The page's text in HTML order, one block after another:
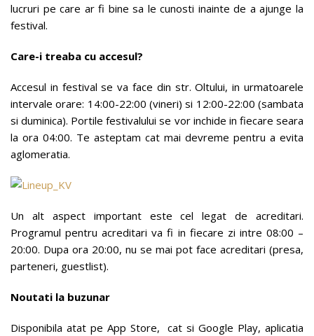
lucruri pe care ar fi bine sa le cunosti inainte de a ajunge la
festival.
Care-i treaba cu accesul?
Accesul in festival se va face din str. Oltului, in urmatoarele
intervale orare: 14:00-22:00 (vineri) si 12:00-22:00 (sambata
si duminica). Portile festivalului se vor inchide in fiecare seara
la ora 04:00. Te asteptam cat mai devreme pentru a evita
aglomeratia.
Un alt aspect important este cel legat de acreditari.
Programul pentru acreditari va fi in fiecare zi intre 08:00 –
20:00. Dupa ora 20:00, nu se mai pot face acreditari (presa,
parteneri, guestlist).
Noutati la buzunar
Disponibila atat pe App Store, cat si Google Play, aplicatia